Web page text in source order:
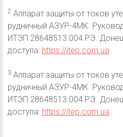
2 Аппарат защиты от токов
рудничный АЗУР-4МК.
ИТЭП 28648513.004.РЭ.
доступа: https://itep.com.ua
3 Аппарат защиты от токов
рудничный АЗУР-4МК.
ИТЭП 28648513.004.РЭ.
доступа: https://itep.com.ua